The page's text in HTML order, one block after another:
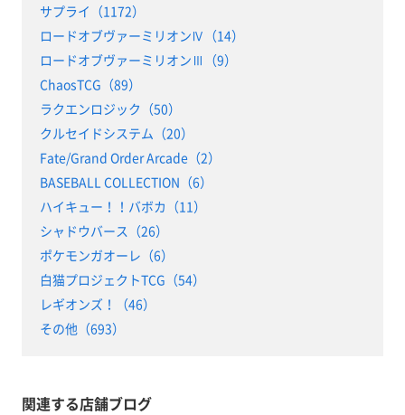
サプライ（1172）
ロードオブヴァーミリオンⅣ（14）
ロードオブヴァーミリオンⅢ（9）
ChaosTCG（89）
ラクエンロジック（50）
クルセイドシステム（20）
Fate/Grand Order Arcade（2）
BASEBALL COLLECTION（6）
ハイキュー！！バボカ（11）
シャドウバース（26）
ポケモンガオーレ（6）
白猫プロジェクトTCG（54）
レギオンズ！（46）
その他（693）
関連する店舗ブログ